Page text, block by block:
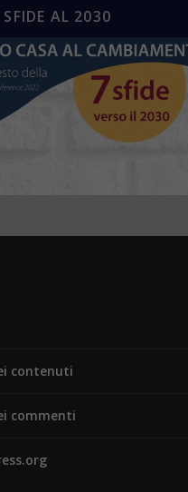
SFIDE AL 2030
contenuti
commenti